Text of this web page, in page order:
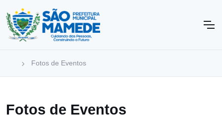
Fotos de Eventos
Fotos de Eventos